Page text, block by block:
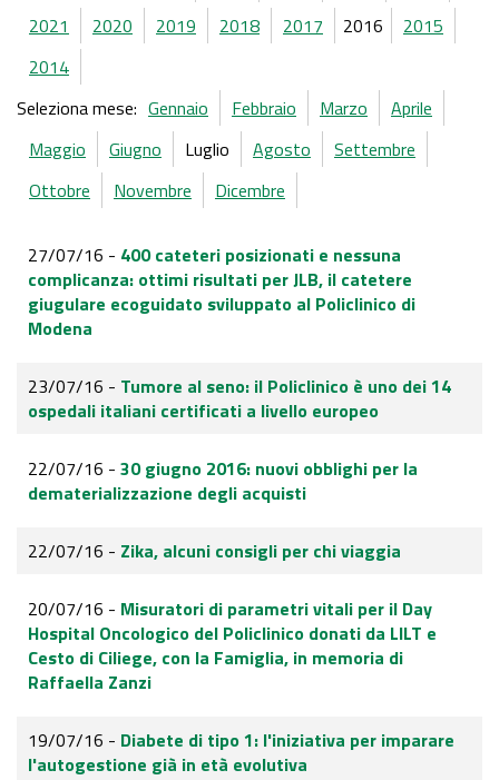
2021
2020 2019 2018 2017 2016
2015
2014
Seleziona mese: Gennaio Febbraio Marzo
Aprile
Maggio
Giugno Luglio Agosto
Settembre
Ottobre
Novembre Dicembre
27/07/16 - 400 cateteri posizionati e nessuna
complicanza: ottimi risultati per JLB, il catetere
giugulare ecoguidato sviluppato al Policlinico di
Modena
23/07/16 - Tumore al seno: il Policlinico è uno dei 14
ospedali italiani certificati a livello europeo
22/07/16 - 30 giugno 2016: nuovi obblighi per la
dematerializzazione degli acquisti
22/07/16 - Zika, alcuni consigli per chi viaggia
20/07/16 - Misuratori di parametri vitali per il Day
Hospital Oncologico del Policlinico donati da LILT e
Cesto di Ciliege, con la Famiglia, in memoria di
Raffaella Zanzi
19/07/16 - Diabete di tipo 1: l'iniziativa per imparare
l'autogestione già in età evolutiva